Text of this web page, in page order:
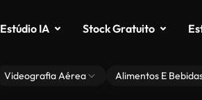
Estúdio IA Stock Gratuito
Videografia Aérea Alimentos E